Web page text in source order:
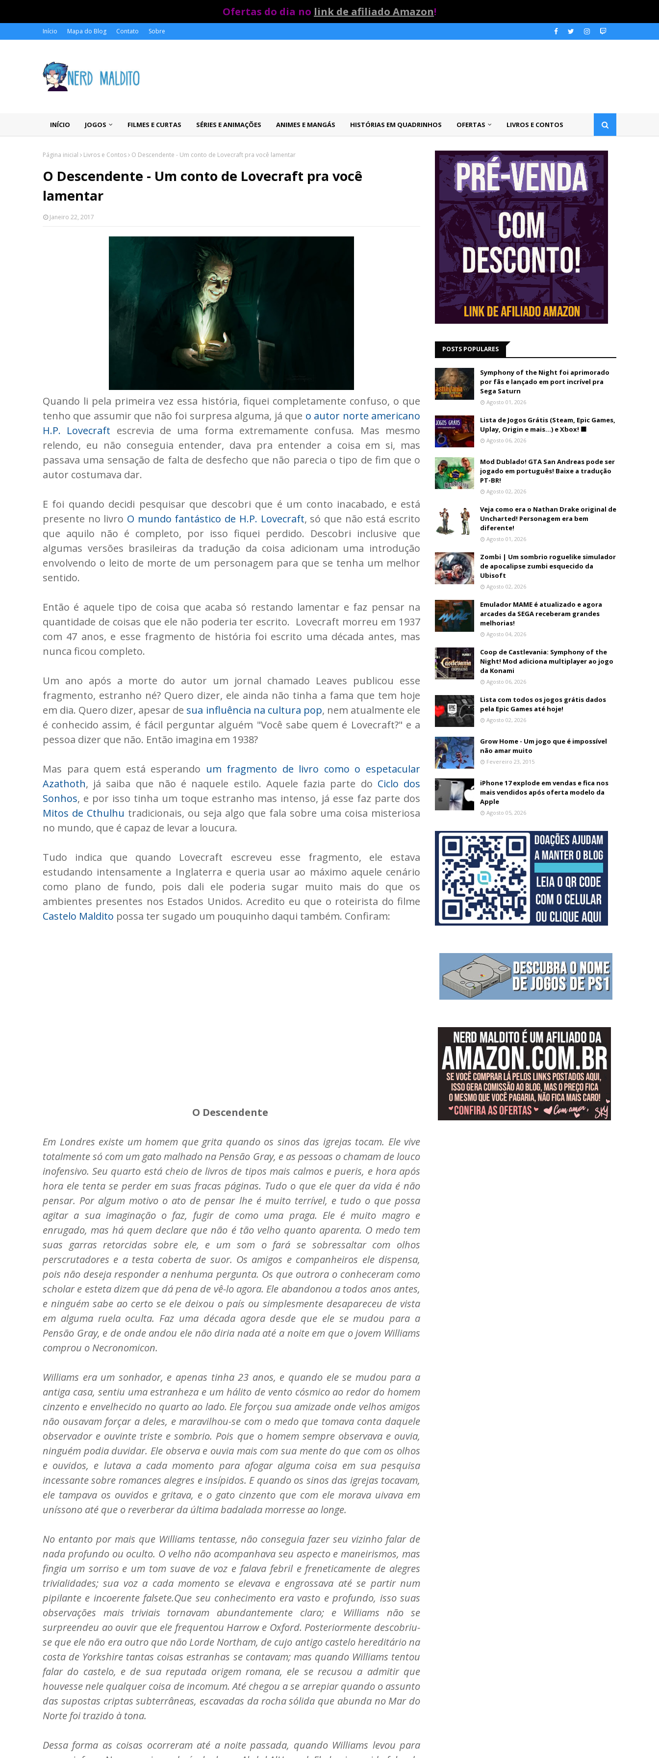
Ofertas do dia no link de afiliado Amazon!
Início Mapa do Blog Contato Sobre
INÍCIO JOGOS FILMES E CURTAS SÉRIES E ANIMAÇÕES ANIMES E MANGÁS HISTÓRIAS EM QUADRINHOS OFERTAS LIVROS E CONTOS
Página inicial Livros e Contos O Descendente - Um conto de Lovecraft pra você lamentar
O Descendente - Um conto de Lovecraft pra você
lamentar
Janeiro 22, 2017
Quando li pela primeira vez essa história, fiquei completamente confuso, o que
tenho que assumir que não foi surpresa alguma, já que o autor norte americano
H.P. Lovecraft escrevia de uma forma extremamente confusa. Mas mesmo
relendo, eu não conseguia entender, dava pra entender a coisa em si, mas
passava uma sensação de falta de desfecho que não parecia o tipo de fim que o
autor costumava dar.
E foi quando decidi pesquisar que descobri que é um conto inacabado, e está
presente no livro O mundo fantástico de H.P. Lovecraft, só que não está escrito
que aquilo não é completo, por isso fiquei perdido. Descobri inclusive que
algumas versões brasileiras da tradução da coisa adicionam uma introdução
envolvendo o leito de morte de um personagem para que se tenha um melhor
sentido.
Então é aquele tipo de coisa que acaba só restando lamentar e faz pensar na
quantidade de coisas que ele não poderia ter escrito. Lovecraft morreu em 1937
com 47 anos, e esse fragmento de história foi escrito uma década antes, mas
nunca ficou completo.
Um ano após a morte do autor um jornal chamado Leaves publicou esse
fragmento, estranho né? Quero dizer, ele ainda não tinha a fama que tem hoje
em dia. Quero dizer, apesar de sua influência na cultura pop, nem atualmente ele
é conhecido assim, é fácil perguntar alguém "Você sabe quem é Lovecraft?" e a
pessoa dizer que não. Então imagina em 1938?
Mas para quem está esperando um fragmento de livro como o espetacular
Azathoth, já saiba que não é naquele estilo. Aquele fazia parte do Ciclo dos
Sonhos, e por isso tinha um toque estranho mas intenso, já esse faz parte dos
Mitos de Cthulhu tradicionais, ou seja algo que fala sobre uma coisa misteriosa
no mundo, que é capaz de levar a loucura.
Tudo indica que quando Lovecraft escreveu esse fragmento, ele estava
estudando intensamente a Inglaterra e queria usar ao máximo aquele cenário
como plano de fundo, pois dali ele poderia sugar muito mais do que os
ambientes presentes nos Estados Unidos. Acredito eu que o roteirista do filme
Castelo Maldito possa ter sugado um pouquinho daqui também. Confiram:
O Descendente
Em Londres existe um homem que grita quando os sinos das igrejas tocam. Ele vive
totalmente só com um gato malhado na Pensão Gray, e as pessoas o chamam de louco
inofensivo. Seu quarto está cheio de livros de tipos mais calmos e pueris, e hora após
hora ele tenta se perder em suas fracas páginas. Tudo o que ele quer da vida é não
pensar. Por algum motivo o ato de pensar lhe é muito terrível, e tudo o que possa
agitar a sua imaginação o faz, fugir de como uma praga. Ele é muito magro e
enrugado, mas há quem declare que não é tão velho quanto aparenta. O medo tem
suas garras retorcidas sobre ele, e um som o fará se sobressaltar com olhos
perscrutadores e a testa coberta de suor. Os amigos e companheiros ele dispensa,
pois não deseja responder a nenhuma pergunta. Os que outrora o conheceram como
scholar e esteta dizem que dá pena de vê-lo agora. Ele abandonou a todos anos antes,
e ninguém sabe ao certo se ele deixou o país ou simplesmente desapareceu de vista
em alguma ruela oculta. Faz uma década agora desde que ele se mudou para a
Pensão Gray, e de onde andou ele não diria nada até a noite em que o jovem Williams
comprou o Necronomicon.
Williams era um sonhador, e apenas tinha 23 anos, e quando ele se mudou para a
antiga casa, sentiu uma estranheza e um hálito de vento cósmico ao redor do homem
cinzento e envelhecido no quarto ao lado. Ele forçou sua amizade onde velhos amigos
não ousavam forçar a deles, e maravilhou-se com o medo que tomava conta daquele
observador e ouvinte triste e sombrio. Pois que o homem sempre observava e ouvia,
ninguém podia duvidar. Ele observa e ouvia mais com sua mente do que com os olhos
e ouvidos, e lutava a cada momento para afogar alguma coisa em sua pesquisa
incessante sobre romances alegres e insípidos. E quando os sinos das igrejas tocavam,
ele tampava os ouvidos e gritava, e o gato cinzento que com ele morava uivava em
uníssono até que o reverberar da última badalada morresse ao longe.
No entanto por mais que Williams tentasse, não conseguia fazer seu vizinho falar de
nada profundo ou oculto. O velho não acompanhava seu aspecto e maneirismos, mas
fingia um sorriso e um tom suave de voz e falava febril e freneticamente de alegres
trivialidades; sua voz a cada momento se elevava e engrossava até se partir num
pipilante e incoerente falsete.Que seu conhecimento era vasto e profundo, isso suas
observações mais triviais tornavam abundantemente claro; e Williams não se
surpreendeu ao ouvir que ele frequentou Harrow e Oxford. Posteriormente descobriu-
se que ele não era outro que não Lorde Northam, de cujo antigo castelo hereditário na
costa de Yorkshire tantas coisas estranhas se contavam; mas quando Williams tentou
falar do castelo, e de sua reputada origem romana, ele se recusou a admitir que
houvesse nele qualquer coisa de incomum. Até chegou a se arrepiar quando o assunto
das supostas criptas subterrâneas, escavadas da rocha sólida que abunda no Mar do
Norte foi trazido à tona.
Dessa forma as coisas ocorreram até a noite passada, quando Williams levou para
POSTS POPULARES
Symphony of the Night foi aprimorado
por fãs e lançado em port incrível pra
Sega Saturn
Agosto 01, 2026
Lista de Jogos Grátis (Steam, Epic Games,
Uplay, Origin e mais...) e Xbox! 🟩
Agosto 06, 2026
Mod Dublado! GTA San Andreas pode ser
jogado em português! Baixe a tradução
PT-BR!
Agosto 02, 2026
Veja como era o Nathan Drake original de
Uncharted! Personagem era bem
diferente!
Agosto 01, 2026
Zombi | Um sombrio roguelike simulador
de apocalipse zumbi esquecido da
Ubisoft
Agosto 02, 2026
Emulador MAME é atualizado e agora
arcades da SEGA receberam grandes
melhorias!
Agosto 04, 2026
Coop de Castlevania: Symphony of the
Night! Mod adiciona multiplayer ao jogo
da Konami
Agosto 06, 2026
Lista com todos os jogos grátis dados
pela Epic Games até hoje!
Agosto 02, 2026
Grow Home - Um jogo que é impossível
não amar muito
Fevereiro 23, 2015
iPhone 17 explode em vendas e fica nos
mais vendidos após oferta modelo da
Apple
Agosto 05, 2026